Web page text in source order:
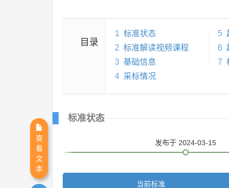
目录
1 标准状态
2 标准解读视频课程
3 基础信息
4 采标情况
5
6
7
标准状态
发布于 2024-03-15
当前标准
查
看
文
本